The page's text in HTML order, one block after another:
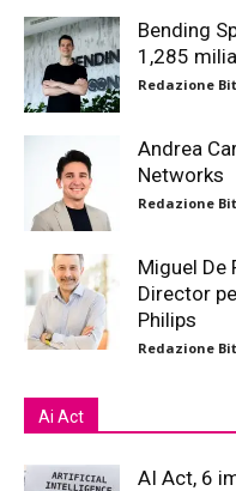
Bending
1,285
Redazione
Andrea
Networks
Redazione
Miguel De
Director
Philips
Redazione
Ai Act
AI Act, 6